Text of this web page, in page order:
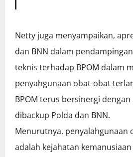
Netty juga menyampaikan,
dan BNN dalam
teknis terhadap BPOM dalam
penyahgunaan obat-obat
BPOM terus bersinergi
dibackup Polda dan BNN.
Menurutnya, penyalahgunaan
adalah kejahatan